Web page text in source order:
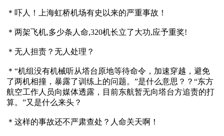
＊吓人！上海虹桥机场有史以来的严重事故！
＊两架飞机,多少条人命,320机长立了大功,应予重奖!
＊无人担责？无人处理？
＊“机组没有机械听从塔台原地等待命令，加速穿越，避免
了两机相撞，暴露了训练上的问题。”是什么意思？？“东方
航空工作人员向媒体透露，目前东航暂无向塔台方追责的打
算。”又是什么来头？
＊这样的事故还不严肃查处？人命关天啊！